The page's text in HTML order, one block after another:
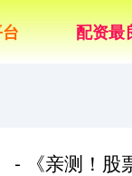
配资最
- 《亲测！股